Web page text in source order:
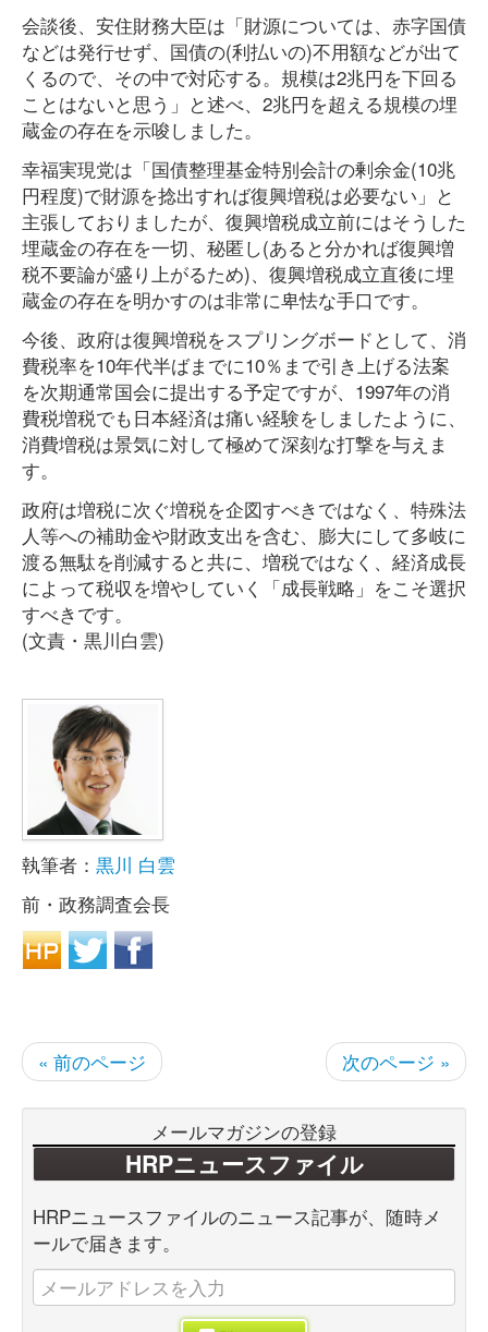
会談後、安住財務大臣は「財源については、赤字国債
などは発行せず、国債の(利払いの)不用額などが出て
くるので、その中で対応する。規模は2兆円を下回る
ことはないと思う」と述べ、2兆円を超える規模の埋
蔵金の存在を示唆しました。
幸福実現党は「国債整理基金特別会計の剰余金(10兆
円程度)で財源を捻出すれば復興増税は必要ない」と
主張しておりましたが、復興増税成立前にはそうした
埋蔵金の存在を一切、秘匿し(あると分かれば復興増
税不要論が盛り上がるため)、復興増税成立直後に埋
蔵金の存在を明かすのは非常に卑怯な手口です。
今後、政府は復興増税をスプリングボードとして、消
費税率を10年代半ばまでに10％まで引き上げる法案
を次期通常国会に提出する予定ですが、1997年の消
費税増税でも日本経済は痛い経験をしましたように、
消費増税は景気に対して極めて深刻な打撃を与えま
す。
政府は増税に次ぐ増税を企図すべきではなく、特殊法
人等への補助金や財政支出を含む、膨大にして多岐に
渡る無駄を削減すると共に、増税ではなく、経済成長
によって税収を増やしていく「成長戦略」をこそ選択
すべきです。
(文責・黒川白雲)
執筆者： 黒川 白雲
前・政務調査会長
« 前のページ 次のページ »
メールマガジンの登録
HRPニュースファイル
HRPニュースファイルのニュース記事が、随時メ
ールで届きます。